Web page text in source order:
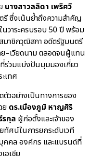
นางสาวลลิดา เพริศวิ
รี ซึ่งเน้นย้ำถึงความสำคัญ
นวาระครบรอบ 50 ปี พร้อม
าชิกวุฒิสภา อดีตรัฐมนตรี
–เวียดนาม ตลอดจนผู้แทน
ร่วมแบ่งปันมุมมองเกี่ยว
เทศ
ตัวอย่างเป็นทางการของ
ย ดร.เมืองภูมิ หาญศิริ
กุล ผู้ก่อตั้งและเจ้าของ
ทัศน์ในการยกระดับเวที
คคล องค์กร และแบรนด์ที่
อเชีย